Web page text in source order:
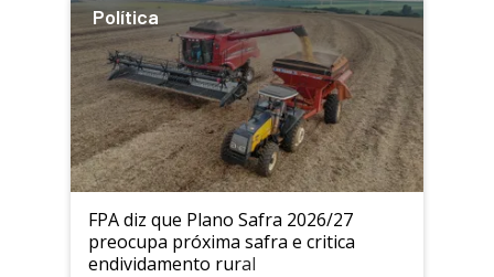
Política
FPA diz que Plano Safra 2026/27
preocupa próxima safra e critica
endividamento rural